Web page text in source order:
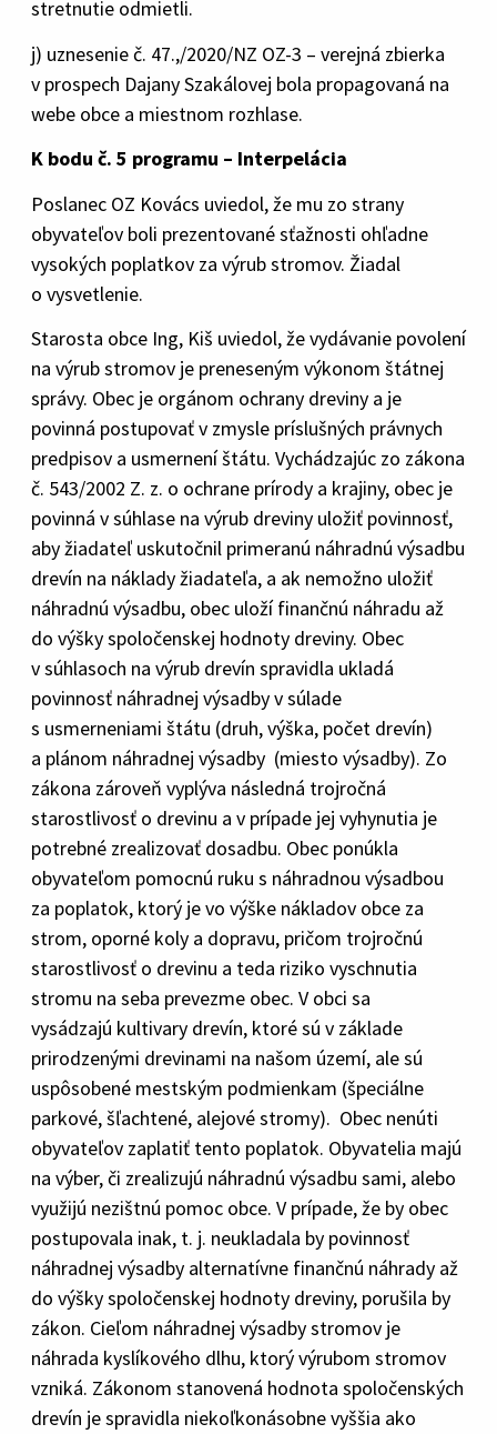
stretnutie odmietli.
j) uznesenie č. 47.,/2020/NZ OZ-3 – verejná zbierka
v prospech Dajany Szakálovej bola propagovaná na
webe obce a miestnom rozhlase.
K bodu č. 5 programu – Interpelácia
Poslanec OZ Kovács uviedol, že mu zo strany
obyvateľov boli prezentované sťažnosti ohľadne
vysokých poplatkov za výrub stromov. Žiadal
o vysvetlenie.
Starosta obce Ing, Kiš uviedol, že vydávanie povolení
na výrub stromov je preneseným výkonom štátnej
správy. Obec je orgánom ochrany dreviny a je
povinná postupovať v zmysle príslušných právnych
predpisov a usmernení štátu. Vychádzajúc zo zákona
č. 543/2002 Z. z. o ochrane prírody a krajiny, obec je
povinná v súhlase na výrub dreviny uložiť povinnosť,
aby žiadateľ uskutočnil primeranú náhradnú výsadbu
drevín na náklady žiadateľa, a ak nemožno uložiť
náhradnú výsadbu, obec uloží finančnú náhradu až
do výšky spoločenskej hodnoty dreviny. Obec
v súhlasoch na výrub drevín spravidla ukladá
povinnosť náhradnej výsadby v súlade
s usmerneniami štátu (druh, výška, počet drevín)
a plánom náhradnej výsadby (miesto výsadby). Zo
zákona zároveň vyplýva následná trojročná
starostlivosť o drevinu a v prípade jej vyhynutia je
potrebné zrealizovať dosadbu. Obec ponúkla
obyvateľom pomocnú ruku s náhradnou výsadbou
za poplatok, ktorý je vo výške nákladov obce za
strom, oporné koly a dopravu, pričom trojročnú
starostlivosť o drevinu a teda riziko vyschnutia
stromu na seba prevezme obec. V obci sa
vysádzajú kultivary drevín, ktoré sú v základe
prirodzenými drevinami na našom území, ale sú
uspôsobené mestským podmienkam (špeciálne
parkové, šľachtené, alejové stromy). Obec nenúti
obyvateľov zaplatiť tento poplatok. Obyvatelia majú
na výber, či zrealizujú náhradnú výsadbu sami, alebo
využijú nezištnú pomoc obce. V prípade, že by obec
postupovala inak, t. j. neukladala by povinnosť
náhradnej výsadby alternatívne finančnú náhrady až
do výšky spoločenskej hodnoty dreviny, porušila by
zákon. Cieľom náhradnej výsadby stromov je
náhrada kyslíkového dlhu, ktorý výrubom stromov
vzniká. Zákonom stanovená hodnota spoločenských
drevín je spravidla niekoľkonásobne vyššia ako